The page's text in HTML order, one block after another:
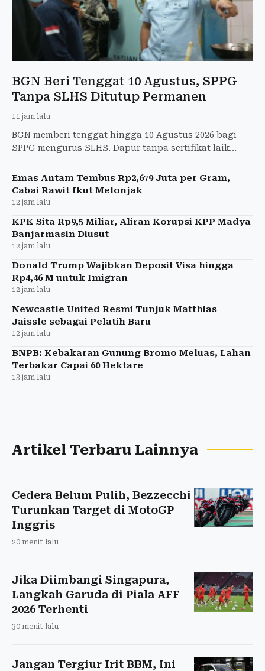
BGN Beri Tenggat 10 Agustus, SPPG
Tanpa SLHS Ditutup Permanen
11 jam lalu
BGN memberi tenggat hingga 10 Agustus 2026 bagi
SPPG mengurus SLHS. Dapur tanpa sertifikat laik
Emas Antam Tembus Rp2,679 Juta per Gram,
Cabai Rawit Ikut Melonjak
12 jam lalu
KPK Sita Rp9,5 Miliar, Aliran Korupsi KPP Madya
Banjarmasin Diusut
12 jam lalu
Donald Trump Wajibkan Deposit Visa hingga
Rp4,46 M untuk Imigran
12 jam lalu
Newcastle United Resmi Tunjuk Matthias
Jaissle sebagai Pelatih Baru
12 jam lalu
BNPB: Kebakaran Gunung Bromo Meluas, Lahan
Terbakar Capai 60 Hektare
13 jam lalu
Artikel Terbaru Lainnya
Cedera Belum Pulih, Bezzecchi
Turunkan Target di MotoGP
Inggris
20 menit lalu
Jika Diimbangi Singapura,
Langkah Garuda di Piala AFF
2026 Terhenti
30 menit lalu
Jangan Tergiur Irit BBM, Ini